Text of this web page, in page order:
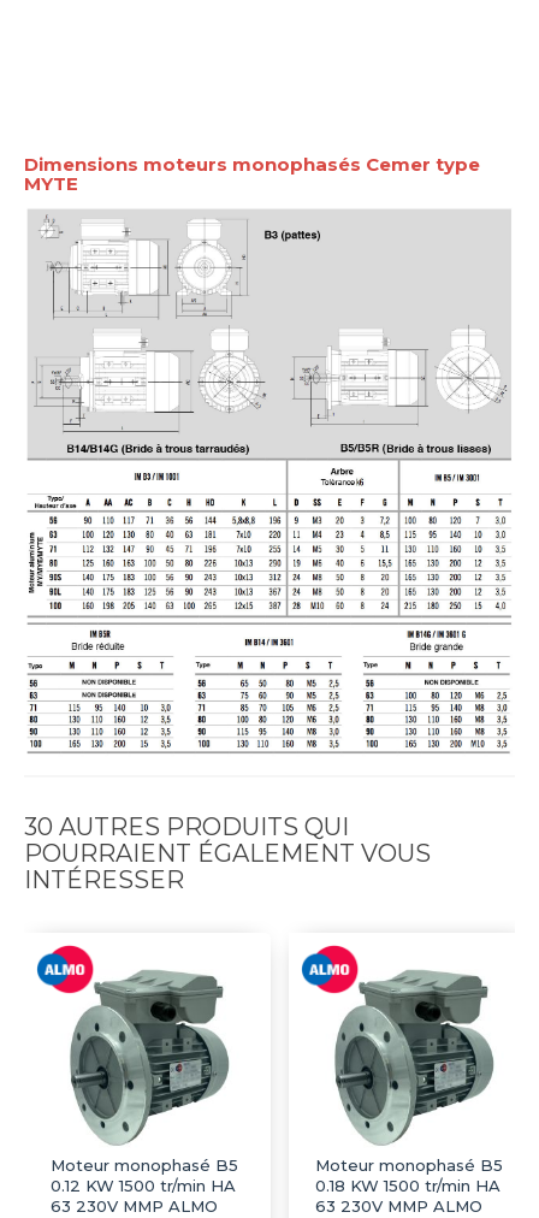
Dimensions moteurs monophasés Cemer type
MYTE
30 AUTRES PRODUITS QUI
POURRAIENT ÉGALEMENT VOUS
INTÉRESSER
Moteur monophasé B5
0.12 KW 1500 tr/min HA
63 230V MMP ALMO
Moteur monophasé B5
0.18 KW 1500 tr/min HA
63 230V MMP ALMO